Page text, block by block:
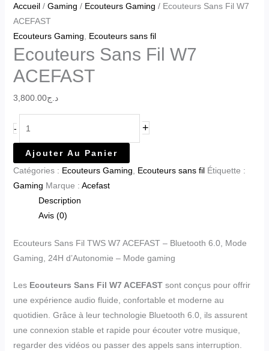
Accueil/ Gaming / Ecouteurs Gaming / Ecouteurs Sans Fil W7
ACEFAST
Ecouteurs Gaming
Ecouteurs sans fil
Ecouteurs Sans Fil W7
ACEFAST
د.ج3,800.00
- +
Ajouter Au Panier
Catégories : Ecouteurs Gaming Ecouteurs sans fil Étiquette :
Gaming Marque : Acefast
Description
Avis (0)
Ecouteurs Sans Fil TWS W7 ACEFAST – Bluetooth 6.0, Mode
Gaming, 24H d’Autonomie – Mode gaming
Les Ecouteurs Sans Fil W7 ACEFASTsont conçus pour offrir
une expérience audio fluide, confortable et moderne au
quotidien. Grâce à leur technologie Bluetooth 6.0, ils assurent
une connexion stable et rapide pour écouter votre musique,
regarder des vidéos ou passer des appels sans interruption.